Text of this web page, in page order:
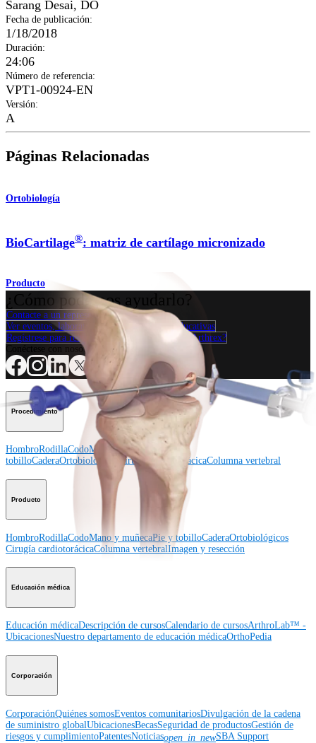
Sarang Desai, DO
Fecha de publicación:
1/18/2018
Duración:
24:06
Número de referencia:
VPT1-00924-EN
Versión:
A
Páginas Relacionadas
Ortobiología
BioCartilage®: matriz de cartílago micronizado
Producto
¿Cómo podemos ayudarlo?
Contacte a un representante
Ver eventos, laboratorios y oportunidades educativas
Regístrese para recibir: ¿Qué hay de nuevo en Arthrex?
Conéctese con nosotros
Procedimiento
HombroRodillaCodoMano y muñeca
Pie y
tobilloCaderaOrtobiológicos Cirugía cardiotorácicaColumna vertebral
Producto
HombroRodillaCodoMano y muñecaPie y tobilloCaderaOrtobiológicos
Cirugía cardiotorácicaColumna vertebralImagen y resección
Educación médica
Educación médicaDescripción de cursosCalendario de cursosArthroLab™ -
UbicacionesNuestro departamento de educación médicaOrthoPedia
Corporación
CorporaciónQuiénes somosEventos comunitariosDivulgación de la cadena
de suministro globalUbicacionesBecasSeguridad de productosGestión de
riesgos y cumplimientoPatentesNoticiasopen_in_newSBA Support